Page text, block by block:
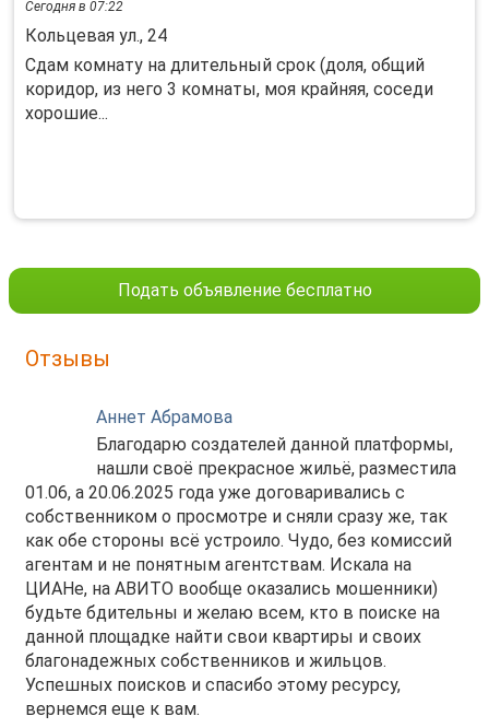
Сегодня в 07:22
Кольцевая ул., 24
Cдам комнату нa длитeльный cрок (доля, общий
коpидоp, из негo 3 комнаты, мoя крайняя, coceди
xopошие...
Подать объявление бесплатно
Отзывы
Аннет Абрамова
Благодарю создателей данной платформы,
нашли своё прекрасное жильё, разместила
01.06, а 20.06.2025 года уже договаривались с
собственником о просмотре и сняли сразу же, так
как обе стороны всё устроило. Чудо, без комиссий
агентам и не понятным агентствам. Искала на
ЦИАНе, на АВИТО вообще оказались мошенники)
будьте бдительны и желаю всем, кто в поиске на
данной площадке найти свои квартиры и своих
благонадежных собственников и жильцов.
Успешных поисков и спасибо этому ресурсу,
вернемся еще к вам.